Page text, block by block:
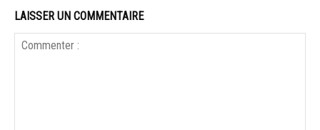
LAISSER UN COMMENTAIRE